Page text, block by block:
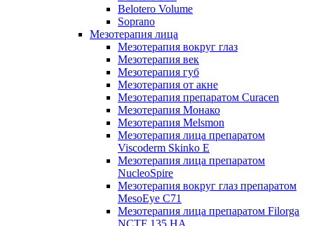
Belotero Volume
Soprano
Мезотерапия лица
Мезотерапия вокруг глаз
Мезотерапия век
Мезотерапия губ
Мезотерапия от акне
Мезотерапия препаратом Curacen
Мезотерапия Монако
Мезотерапия Melsmon
Мезотерапия лица препаратом
Viscoderm Skinko E
Мезотерапия лица препаратом
NucleoSpire
Мезотерапия вокруг глаз препаратом
MesoEye С71
Мезотерапия лица препаратом Filorga
NCTF 135 HA